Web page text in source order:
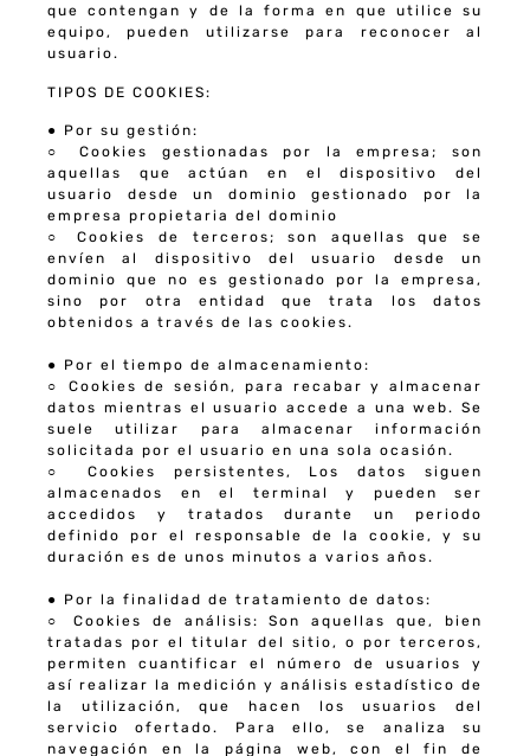
que contengan y de la forma en que utilice su
equipo, pueden utilizarse para reconocer al
usuario.
TIPOS DE COOKIES:
● Por su gestión:
○Cookies gestionadas por la empresa ; son
aquellas que actúan en el dispositivo del
usuario desde un dominio gestionado por la
empresa propietaria del dominio
○Cookies de terceros ; son aquellas que se
envíen al dispositivo del usuario desde un
dominio que no es gestionado por la empresa,
sino por otra entidad que trata los datos
obtenidos a través de las cookies.
● Por el tiempo de almacenamiento:
○ Cookies de sesión, para recabar y almacenar
datos mientras el usuario accede a una web. Se
suele utilizar para almacenar información
solicitada por el usuario en una sola ocasión.
○ Cookies persistentes, Los datos siguen
almacenados en el terminal y pueden ser
accedidos y tratados durante un periodo
definido por el responsable de la cookie, y su
duración es de unos minutos a varios años.
● Por la finalidad de tratamiento de datos:
○ Cookies de análisis: Son aquellas que, bien
tratadas por el titular del sitio, o por terceros,
permiten cuantificar el número de usuarios y
así realizar la medición y análisis estadístico de
la utilización, que hacen los usuarios del
servicio ofertado. Para ello, se analiza su
navegación en la página web, con el fin de